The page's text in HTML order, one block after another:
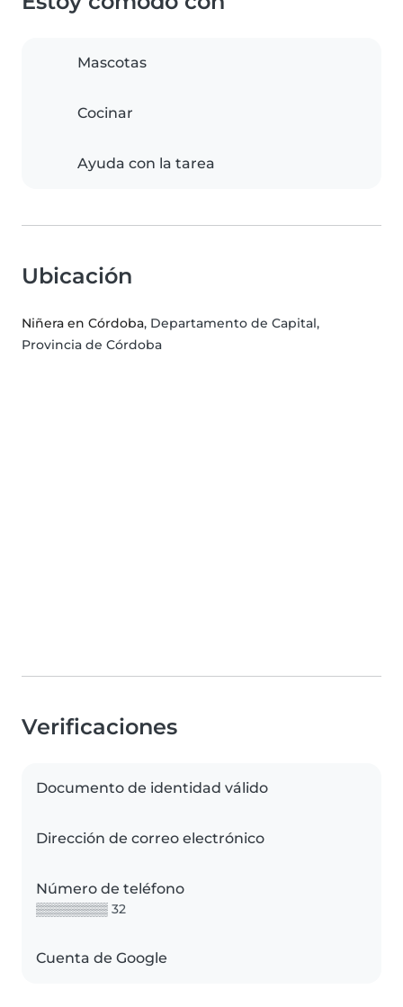
Mascotas
Cocinar
Ayuda con la tarea
Ubicación
Niñera en Córdoba, Departamento de Capital,
Provincia de Córdoba
Verificaciones
Documento de identidad válido
Dirección de correo electrónico
Número de teléfono
▒▒▒▒▒▒▒▒ 32
Cuenta de Google